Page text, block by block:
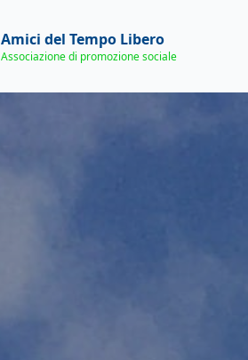
Amici del Tempo Libero
Associazione di promozione sociale